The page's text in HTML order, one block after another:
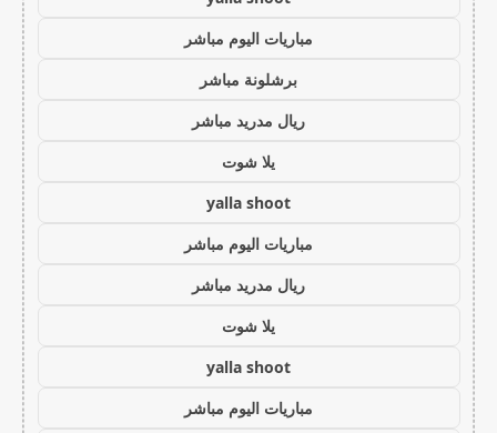
مباريات اليوم مباشر
برشلونة مباشر
ريال مدريد مباشر
يلا شوت
yalla shoot
مباريات اليوم مباشر
ريال مدريد مباشر
يلا شوت
yalla shoot
مباريات اليوم مباشر